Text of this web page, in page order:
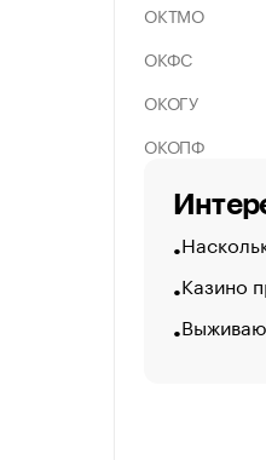
ОКТМО
ОКФС
ОКОГУ
ОКОПФ
Казино